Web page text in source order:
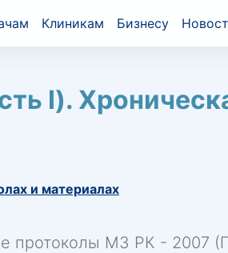
Клиникам Бизнесу
I).
и материалах
протоколы МЗ РК - 2007